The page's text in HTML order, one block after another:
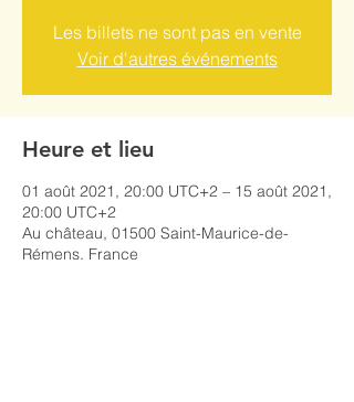
Les billets ne sont pas en vente
Voir d'autres événements
Heure et lieu
01 août 2021, 20:00 UTC+2 – 15 août 2021,
20:00 UTC+2
Au château, 01500 Saint-Maurice-de-
Rémens, France